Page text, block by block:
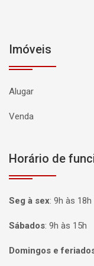
Imóveis
Alugar
Venda
Horário de
Seg à sex: 9h às 18h
Sábados: 9h às 15h
Domingos e